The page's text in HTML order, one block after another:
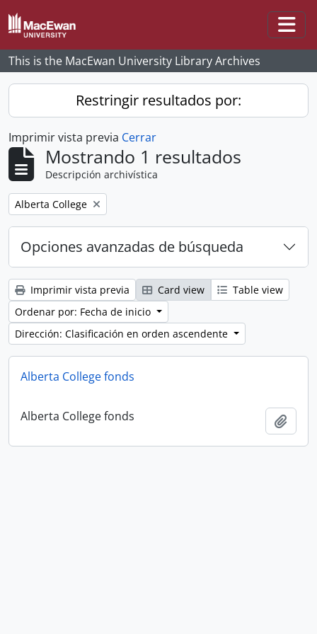
Skip to main content
This is the MacEwan University Library Archives
Restringir resultados por:
Imprimir vista previa Cerrar
Mostrando 1 resultados
Descripción archivística
Remove filter:
Alberta College
Opciones avanzadas de búsqueda
Imprimir vista previa Card view
Table view
Ordenar por: Fecha de inicio
Dirección: Clasificación en orden ascendente
Alberta College fonds
Alberta College fonds